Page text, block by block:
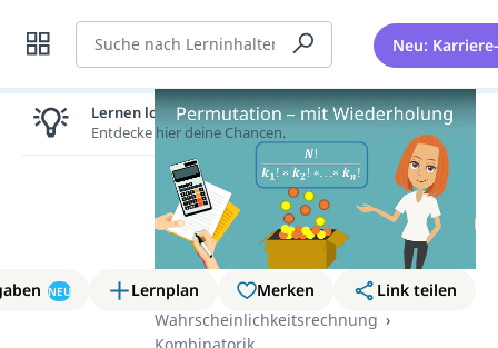
Suche Neu:
NEU Lernplan Merken
Link teilen
Wahrscheinlichkeitsrechnung
Lernen lohnt sich!
Entdecke hier deine Chancen.